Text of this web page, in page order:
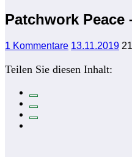
Patchwork
1 Kommentare 13.11.2019
Teilen Sie diesen Inhalt: